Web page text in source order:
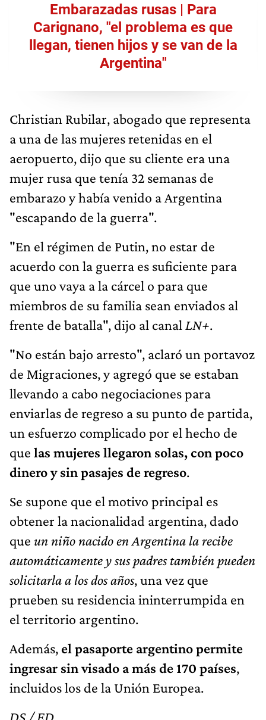
Embarazadas rusas | Para
Carignano, "el problema es que
llegan, tienen hijos y se van de la
Argentina"
Christian Rubilar, abogado que representa
a una de las mujeres retenidas en el
aeropuerto, dijo que su cliente era una
mujer rusa que tenía 32 semanas de
embarazo y había venido a Argentina
"escapando de la guerra".
"En el régimen de Putin, no estar de
acuerdo con la guerra es suficiente para
que uno vaya a la cárcel o para que
miembros de su familia sean enviados al
frente de batalla", dijo al canal LN+.
"No están bajo arresto", aclaró un portavoz
de Migraciones, y agregó que se estaban
llevando a cabo negociaciones para
enviarlas de regreso a su punto de partida,
un esfuerzo complicado por el hecho de
que las mujeres llegaron solas, con poco
dinero y sin pasajes de regreso.
Se supone que el motivo principal es
obtener la nacionalidad argentina, dado
que un niño nacido en Argentina la recibe
automáticamente y sus padres también pueden
solicitarla a los dos años, una vez que
prueben su residencia ininterrumpida en
el territorio argentino.
Además, el pasaporte argentino permite
ingresar sin visado a más de 170 países,
incluidos los de la Unión Europea.
DS / ED